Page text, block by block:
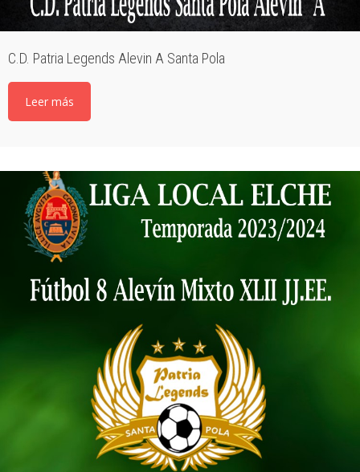
C.D. Patria Legends Alevin A Santa Pola
Leer más